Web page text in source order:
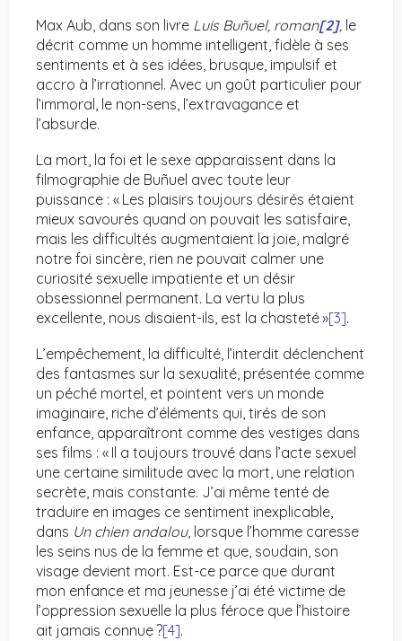
Max Aub, dans son livre Luis Buñuel, roman[2], le
décrit comme un homme intelligent, fidèle à ses
sentiments et à ses idées, brusque, impulsif et
accro à l’irrationnel. Avec un goût particulier pour
l’immoral, le non-sens, l’extravagance et
l’absurde.
La mort, la foi et le sexe apparaissent dans la
filmographie de Buñuel avec toute leur
puissance : « Les plaisirs toujours désirés étaient
mieux savourés quand on pouvait les satisfaire,
mais les difficultés augmentaient la joie, malgré
notre foi sincère, rien ne pouvait calmer une
curiosité sexuelle impatiente et un désir
obsessionnel permanent. La vertu la plus
excellente, nous disaient-ils, est la chasteté »[3].
L’empêchement, la difficulté, l’interdit déclenchent
des fantasmes sur la sexualité, présentée comme
un péché mortel, et pointent vers un monde
imaginaire, riche d’éléments qui, tirés de son
enfance, apparaîtront comme des vestiges dans
ses films : « Il a toujours trouvé dans l’acte sexuel
une certaine similitude avec la mort, une relation
secrète, mais constante. J’ai même tenté de
traduire en images ce sentiment inexplicable,
dans Un chien andalou, lorsque l’homme caresse
les seins nus de la femme et que, soudain, son
visage devient mort. Est-ce parce que durant
mon enfance et ma jeunesse j’ai été victime de
l’oppression sexuelle la plus féroce que l’histoire
ait jamais connue ?[4].